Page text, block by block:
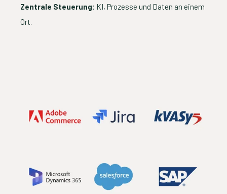
Zentrale Steuerung: KI, Prozesse und Daten an einem
Ort.